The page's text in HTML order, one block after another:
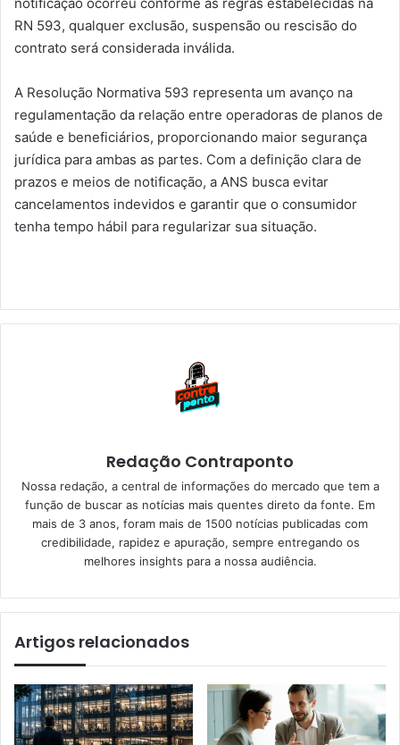
RN 593, qualquer exclusão, suspensão ou rescisão do
contrato será considerada inválida.
A Resolução Normativa 593 representa um avanço na
regulamentação da relação entre operadoras de planos de
saúde e beneficiários, proporcionando maior segurança
jurídica para ambas as partes. Com a definição clara de
prazos e meios de notificação, a ANS busca evitar
cancelamentos indevidos e garantir que o consumidor
tenha tempo hábil para regularizar sua situação.
Redação Contraponto
Nossa redação, a central de informações do mercado que tem a
função de buscar as notícias mais quentes direto da fonte. Em
mais de 3 anos, foram mais de 1500 notícias publicadas com
credibilidade, rapidez e apuração, sempre entregando os
melhores insights para a nossa audiência.
Artigos relacionados